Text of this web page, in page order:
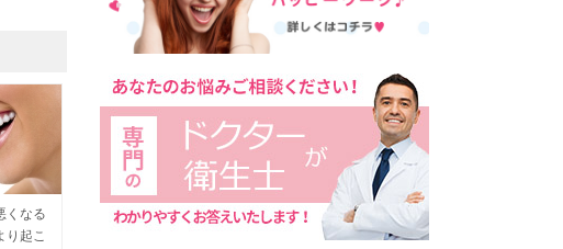
くなる
り起こ